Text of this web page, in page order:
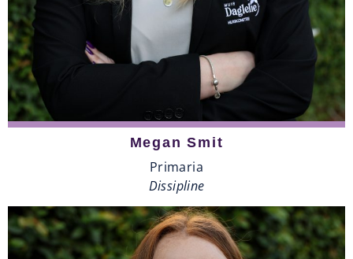
Megan Smit
Primaria
Dissipline